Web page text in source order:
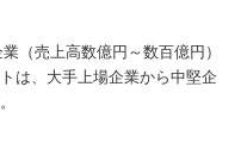
（売上高数億円～数百億円）
は、大手上場企業から中堅企